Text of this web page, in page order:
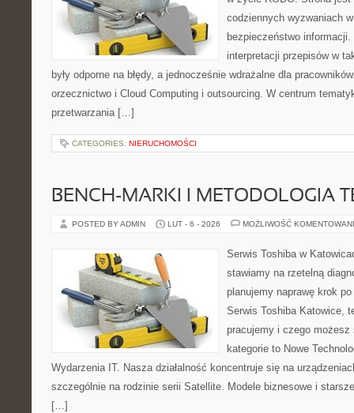
codziennych wyzwaniach
bezpieczeństwo
interpretacji przepisów w
były odporne na błędy, a jednocześnie wdrażalne dla
orzecznictwo i Cloud Computing i outsourcing. W centrum
przetwarzania […]
CATEGORIES: NIERUCHOMOŚCI
BENCH-MARKI I METODOLOGIA
POSTED BY ADMIN LUT - 6 - 2026 MOŻLIWOŚĆ
Serwis Toshiba w
stawiamy na rzetelną
planujemy naprawę krok
Serwis Toshiba Katowice,
pracujemy i czego możesz
kategorie to Nowe
Wydarzenia IT. Nasza działalność koncentruje się na
szczególnie na rodzinie serii Satellite. Modele biznesowe i
[…]